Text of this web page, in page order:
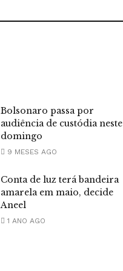
Bolsonaro passa por
audiência de custódia neste
domingo
9 MESES AGO
Conta de luz terá bandeira
amarela em maio, decide
Aneel
1 ANO AGO